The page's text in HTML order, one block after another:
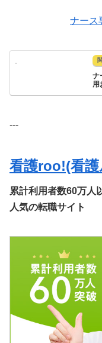
ナース
ナ
用
---
看護roo!(看
累計利用者数60万人
人気の転職サイト